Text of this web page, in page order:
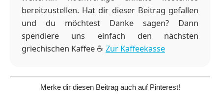
bereitzustellen. Hat dir dieser Beitrag gefallen
und du möchtest Danke sagen? Dann
spendiere uns einfach den nächsten
griechischen Kaffee ☕️ Zur Kaffeekasse
Merke dir diesen Beitrag auch auf Pinterest!